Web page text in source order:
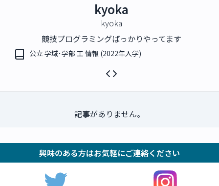
kyoka
kyoka
競技プログラミングばっかりやってます
公立 学域･学部 工 情報 (2022年入学)
記事がありません。
興味のある方はお気軽にご連絡ください